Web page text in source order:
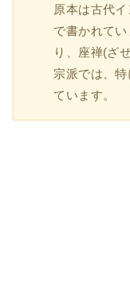
原本は古代
で書かれて
り、座禅(ざ
宗派では、
ています。